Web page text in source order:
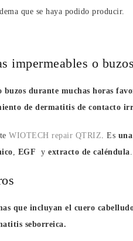
que se haya podido producir.
impermeables o buzos
buzos durante muchas horas
de dermatitis de contacto
WIOTECH repair QTRIZ. Es
, EGF y extracto de caléndula.
que incluyan el cuero
seborreica.